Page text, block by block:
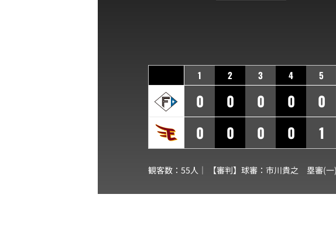
1 2 3 4 5
0 0 0 0 0
0
0 0 0 1
観客数：55人｜ 【審判】球審： 市川貴之 塁審(一)